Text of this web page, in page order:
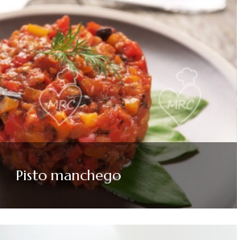
Pisto manchego